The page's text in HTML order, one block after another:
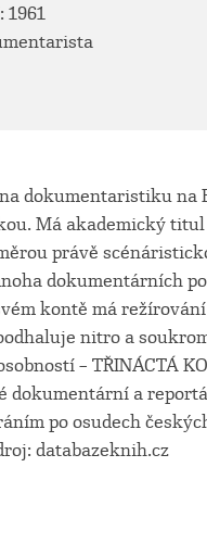
1961
dokumentaristiku na
Má akademický
právě
dokumentárních
kontě má
nitro a
– TŘINÁCTÁ
dokumentární a
po osudech
databazeknih.cz